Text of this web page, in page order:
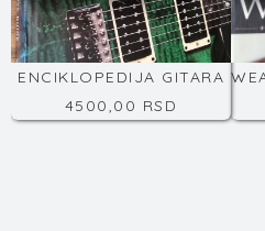
ENCIKLOPEDIJA GITARA
4500,00 RSD